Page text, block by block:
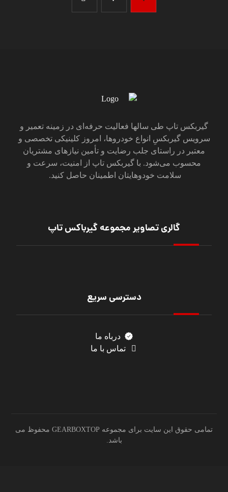
گیربکس تاپ طی سالها فعالیت حرفه‌ای در زمینه تعمیر و
سرویس گیربکس‌ِ انواع خودروها، امروز کلینیکی تخصصی و
معتبر در راستای جلب رضایت و تأمین نیازهای مشتریان
محسوب می‌‌شود. با گیربکس تاپ از امنیت، سرعت و
سلامت خودوهایتان اطمینان حاصل کنید.
گالری تصاویر مجموعه گیرباکس تاپ
دسترسی سریع
درباه ما
تماس با ما
تمامی حقوق این سایت برای مجموعه GEARBOXTOP محفوظ می
باشد.